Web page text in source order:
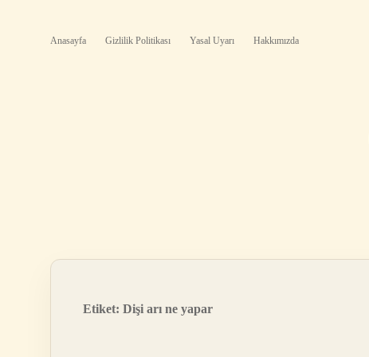
Anasayfa Gizlilik Politikası Yasal Uyarı Hakkımızda
Etiket: Dişi arı ne yapar